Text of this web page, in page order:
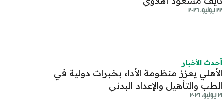
٢٢ يوليو، ٢٠٢٦
أحدث الأخبار
الأهلي يعزز منظومة الأداء بخبرات دولية في
الطب والتأهيل والإعداد البدني
٢١ يوليو، ٢٠٢٦